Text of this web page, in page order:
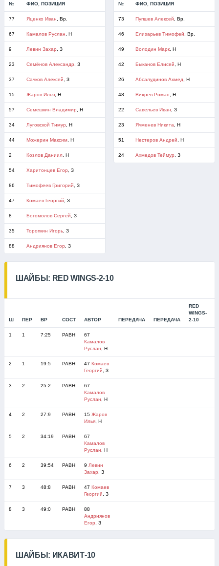
№ ФИО, ПОЗИЦИЯ
77 Яценко Иван , Вр.
67 Камалов Руслан , Н
9 Левин Захар , З
23 Семёнов Александр , З
37 Сачков Алексей , З
15 Жаров Илья, Н
57 Семешкин Владимир , Н
34 Луговской Тимур , Н
44 Можерин Максим, Н
2 Козлов Даниил, Н
54 Харитонцев Егор , З
86 Тимофеев Григорий , З
47 Комаев Георгий , З
8 Богомолов Сергей , З
35 Торопкин Игорь, З
88 Андриянов Егор , З
№ ФИО, ПОЗИЦИЯ
73 Пупшев Алексей , Вр.
46 Елизарьев Тимофей , Вр.
49 Володин Марк, Н
42 Быканов Елисей , Н
26 Абсалудинов Ахмед , Н
48 Вихрев Роман , Н
22 Савельев Иван , З
23 Ячменев Никита , Н
51 Нестеров Андрей , Н
24 Ахмедов Теймур , З
ШАЙБЫ: RED WINGS-2-10
Ш ПЕР ВР СОСТ АВТОР ПЕРЕДАЧА ПЕРЕДАЧА
RED
WINGS-
2-10
1 1 7:25 РАВН
67
Камалов
Руслан , Н
2 1 19:5 РАВН 47 Комаев
Георгий , З
3 2 25:2 РАВН
67
Камалов
Руслан , Н
4 2 27:9 РАВН 15 Жаров
Илья, Н
5 2 34:19 РАВН
67
Камалов
Руслан , Н
6 2 39:54 РАВН 9 Левин
Захар , З
7 3 48:8 РАВН 47 Комаев
Георгий , З
8 3 49:0 РАВН
88
Андриянов
Егор , З
ШАЙБЫ: ИКАВИТ-10